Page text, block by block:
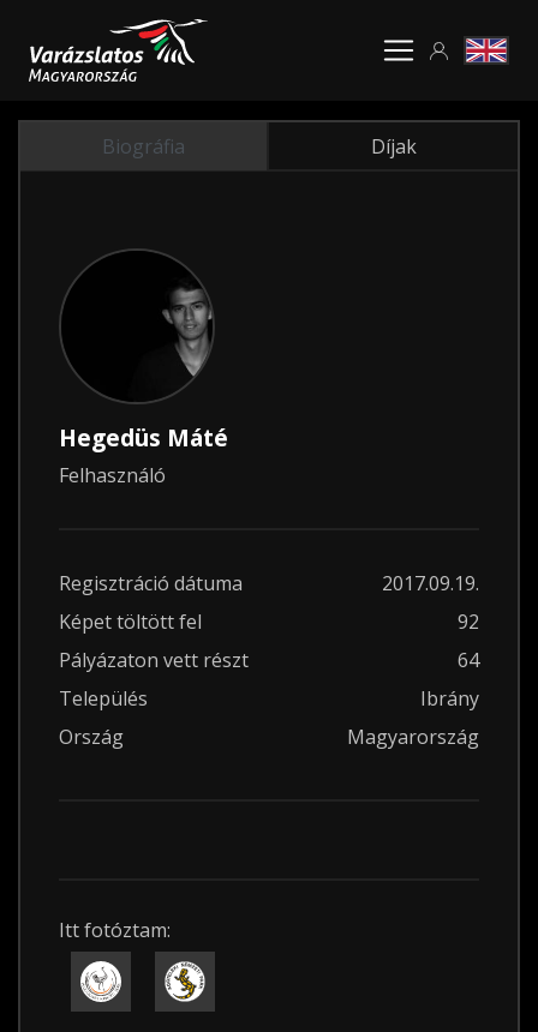
Biográfia Díjak
Hegedüs Máté
Felhasználó
Regisztráció dátuma
2017.09.19.
Képet töltött fel
92
Pályázaton vett részt
64
Település
Ibrány
Ország
Magyarország
Itt fotóztam: